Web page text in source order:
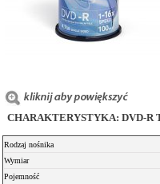
CHARAKTERYSTYKA: DVD-R
Rodzaj nośnika
Wymiar
Pojemność